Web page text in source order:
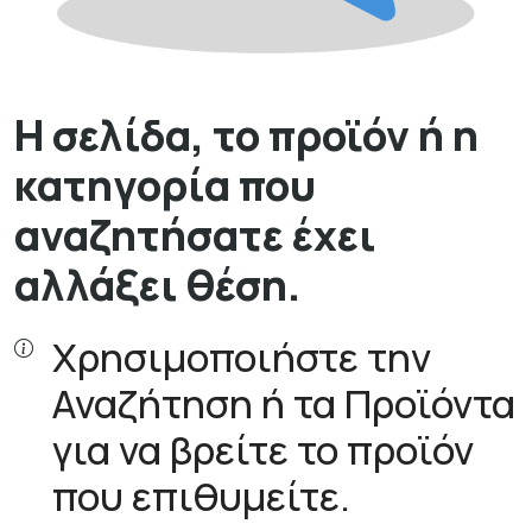
Η σελίδα, το προϊόν ή η
κατηγορία που
αναζητήσατε έχει
αλλάξει θέση.
Χρησιμοποιήστε την
Αναζήτηση ή τα Προϊόντα
για να βρείτε το προϊόν
που επιθυμείτε.